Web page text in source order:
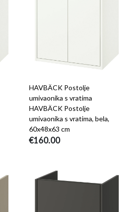
HAVBÄCK Postolje
umivaonika s vratima
HAVBÄCK Postolje
umivaonika s vratima, bela,
60x48x63 cm
€160.00